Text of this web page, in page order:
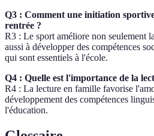
Q3 : Comment une initiation
rentrée ?
R3 : Le sport améliore non seulement
aussi à développer des compétences
qui sont essentiels à l'école.
Q4 : Quelle est l'importance de la
R4 : La lecture en famille favorise
développement des compétences
l'éducation.